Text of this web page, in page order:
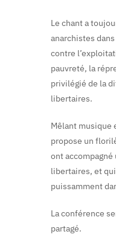
Le chant a
anarchistes
contre
pauvreté, la
privilégié de la
libertaires.
Mêlant musique
propose un
ont
libertaires, et
puissamment
La conférence
partagé.